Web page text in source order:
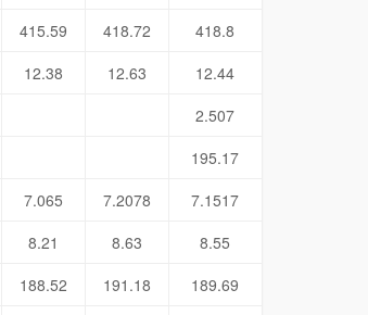
415.59 418.72
418.8
12.38 12.63
12.44
2.507
195.17
7.065 7.2078
7.1517
8.21 8.63
8.55
188.52 191.18
189.69